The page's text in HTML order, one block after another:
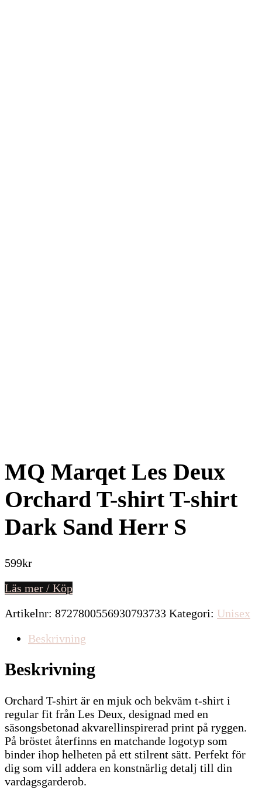
MQ Marqet Les Deux
Orchard T-shirt T-shirt
Dark Sand Herr S
599kr
Läs mer / Köp
Artikelnr: 8727800556930793733 Kategori: Unisex
Beskrivning
Beskrivning
Orchard T-shirt är en mjuk och bekväm t-shirt i
regular fit från Les Deux, designad med en
säsongsbetonad akvarellinspirerad print på ryggen.
På bröstet återfinns en matchande logotyp som
binder ihop helheten på ett stilrent sätt. Perfekt för
dig som vill addera en konstnärlig detalj till din
vardagsgarderob.